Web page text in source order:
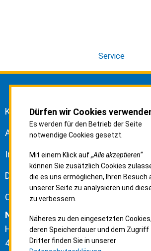
Dürfen wir Cookies
Es werden für den Betrieb der Seite
notwendige Cookies gesetzt.
Mit einem Klick auf„Alle akzeptieren“
können Sie zusätzlich Cookies
die es uns ermöglichen, Ihren Besuch
unserer Seite zu analysieren und
zu verbessern.
Näheres zu den eingesetzten Cookies,
deren Speicherdauer und dem Zugriff
Dritter finden Sie in unserer
Service
Kontakt
Anfahrt
Impressum
Datenschutz
Cookie-Einstellungen
Neuss-Düsseldorfer Häfen GmbH &
Hammer Landstraße 3
41460 Neuss